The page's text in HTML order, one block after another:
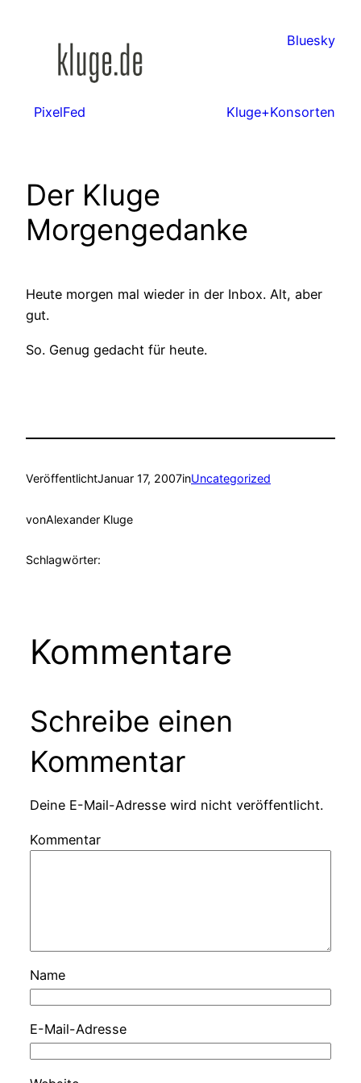
Bluesky
PixelFed Kluge+Konsorten
Der Kluge
Morgengedanke
Heute morgen mal wieder in der Inbox. Alt, aber
gut.
So. Genug gedacht für heute.
VeröffentlichtJanuar 17, 2007inUncategorized
vonAlexander Kluge
Schlagwörter:
Kommentare
Schreibe einen
Kommentar
Deine E-Mail-Adresse wird nicht veröffentlicht.
Kommentar
Name
E-Mail-Adresse